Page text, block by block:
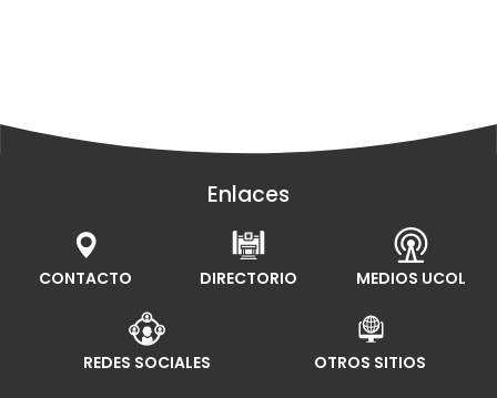
Enlaces
CONTACTO DIRECTORIO MEDIOS UCOL
REDES SOCIALES OTROS SITIOS